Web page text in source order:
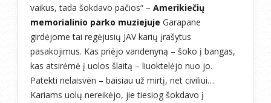
vaikus, tada šokdavo pačios“ – Amerikiečių
memorialinio parko muziejuje Garapane
girdėjome tai regėjusių JAV karių įrašytus
pasakojimus. Kas priėjo vandenyną – šoko į bangas,
kas atsirėmė į uolos šlaitą – liuoktelėjo nuo jo.
Patekti nelaisvėn – baisiau už mirtį, net civiliui…
Kariams uolų nereikėjo, jie tiesiog šokdavo į